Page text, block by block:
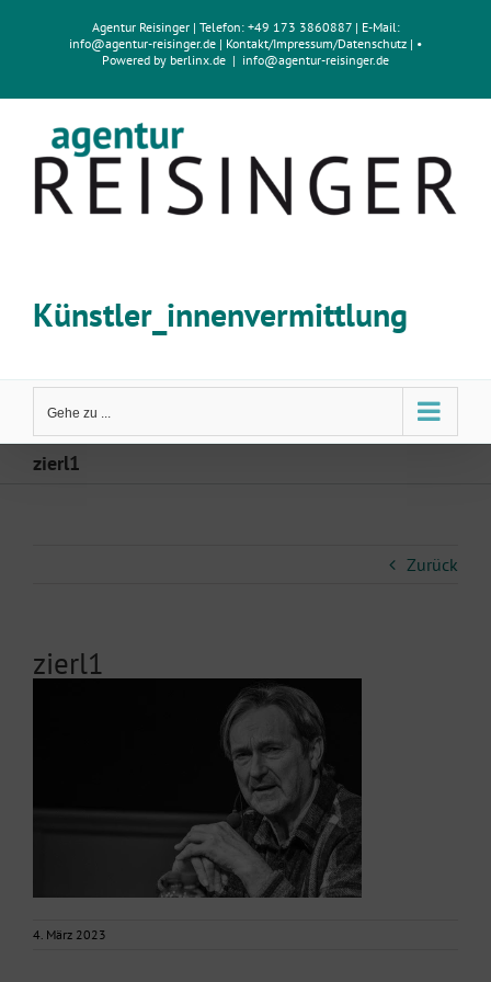
Agentur Reisinger| Telefon: +49 173 3860887 | E-Mail:
info@agentur-reisinger.de | Kontakt/Impressum/Datenschutz | •
Powered by berlinx.de | info@agentur-reisinger.de
Künstler_innenvermittlung
Gehe zu ...
zierl1
Zurück
zierl1
4. März 2023